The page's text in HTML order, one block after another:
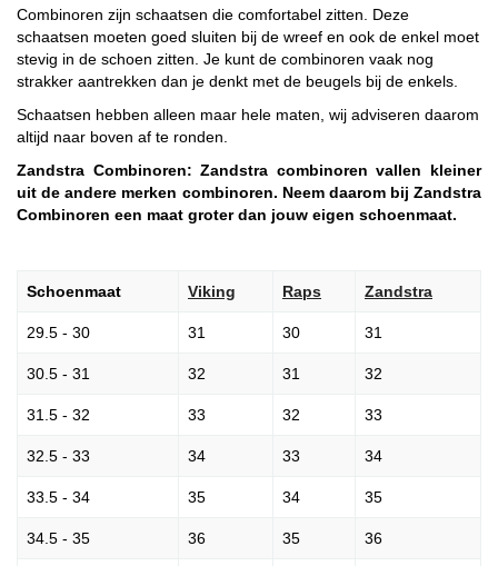
Combinoren zijn schaatsen die comfortabel zitten. Deze
schaatsen moeten goed sluiten bij de wreef en ook de enkel moet
stevig in de schoen zitten. Je kunt de combinoren vaak nog
strakker aantrekken dan je denkt met de beugels bij de enkels.
Schaatsen hebben alleen maar hele maten, wij adviseren daarom
altijd naar boven af te ronden.
Zandstra Combinoren:Zandstra combinoren vallen kleiner
uit de andere merken combinoren. Neem daarom bij Zandstra
Combinoren een maat groterdan jouw eigen schoenmaat.
Schoenmaat Viking Raps Zandstra
29.5 - 30 31 30 31
30.5 - 31 32 31 32
31.5 - 32 33 32 33
32.5 - 33 34 33 34
33.5 - 34 35 34 35
34.5 - 35 36 35 36